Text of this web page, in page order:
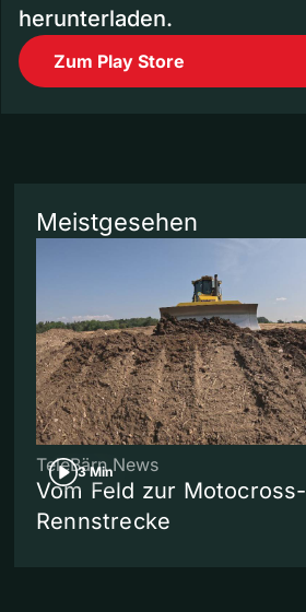
herunterladen.
Zum Play Store
Meistgesehen
3 Min
TeleBärn News
Vom Feld zur Motocross-
Rennstrecke